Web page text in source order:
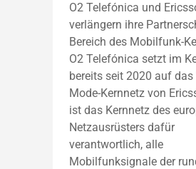
O2 Telefónica und
verlängern ihre
Bereich des Mobilfunk-
O2 Telefónica setzt im
bereits seit 2020 auf das
Mode-Kernnetz von
ist das Kernnetz des
Netzausrüsters dafür
verantwortlich, alle
Mobilfunksignale der